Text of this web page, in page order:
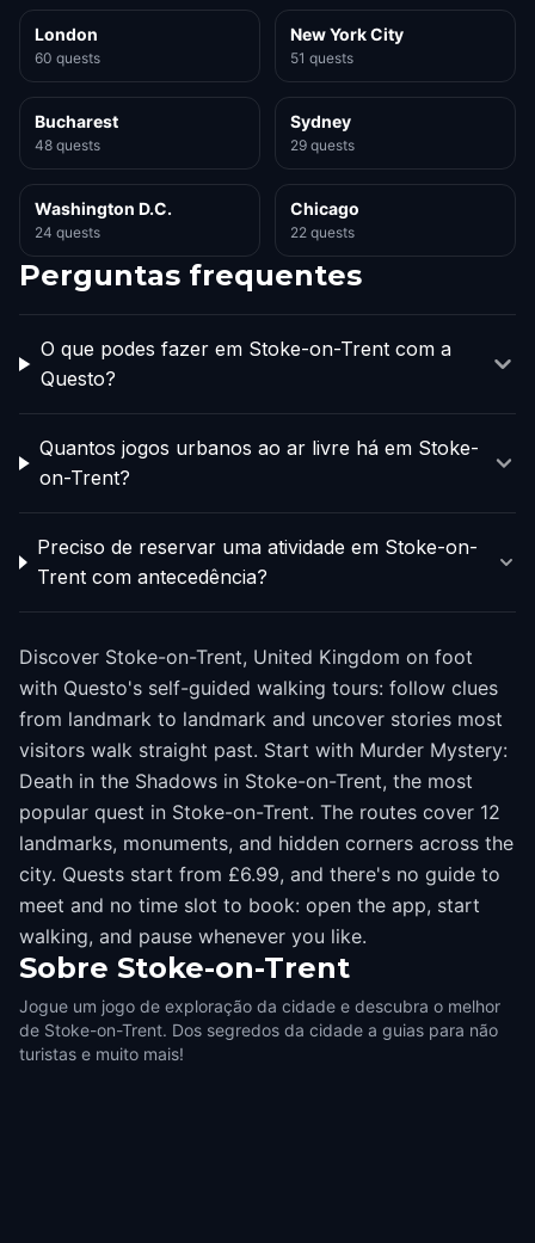
London
60 quests
New York City
51 quests
Bucharest
48 quests
Sydney
29 quests
Washington D.C.
24 quests
Chicago
22 quests
Perguntas frequentes
O que podes fazer em Stoke-on-Trent com a
Questo?
Quantos jogos urbanos ao ar livre há em Stoke-
on-Trent?
Preciso de reservar uma atividade em Stoke-on-
Trent com antecedência?
Discover Stoke-on-Trent, United Kingdom on foot
with Questo's self-guided walking tours: follow clues
from landmark to landmark and uncover stories most
visitors walk straight past. Start with Murder Mystery:
Death in the Shadows in Stoke-on-Trent, the most
popular quest in Stoke-on-Trent. The routes cover 12
landmarks, monuments, and hidden corners across the
city. Quests start from £6.99, and there's no guide to
meet and no time slot to book: open the app, start
walking, and pause whenever you like.
Sobre Stoke-on-Trent
Jogue um jogo de exploração da cidade e descubra o melhor
de Stoke-on-Trent. Dos segredos da cidade a guias para não
turistas e muito mais!